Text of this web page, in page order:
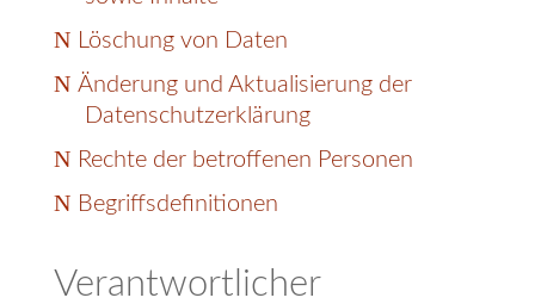
Löschung von Daten
Änderung und Aktualisierung der
Datenschutzerklärung
Rechte der betroffenen Personen
Begriffsdefinitionen
Verantwortlicher